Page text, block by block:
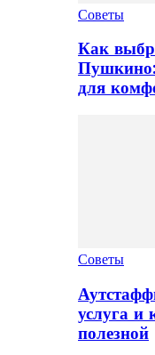
Советы
Как
Пушкино:
для
Советы
услуга и
полезной